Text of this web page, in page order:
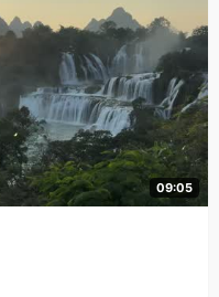
09:05